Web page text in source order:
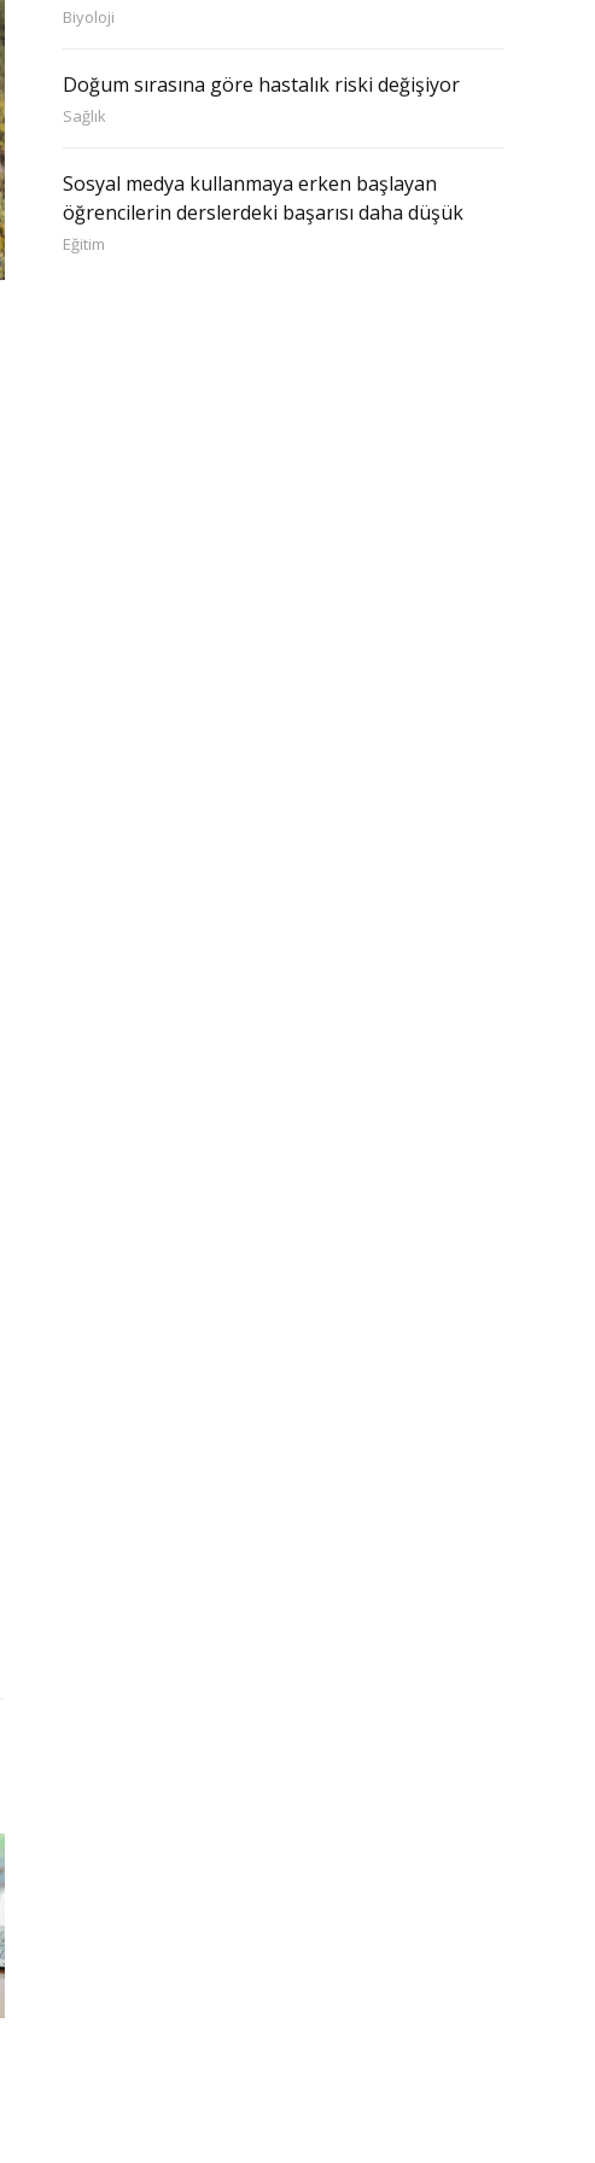
Biyoloji
Doğum sırasına göre hastalık riski değişiyor
Sağlık
Sosyal medya kullanmaya erken başlayan
öğrencilerin derslerdeki başarısı daha düşük
Eğitim